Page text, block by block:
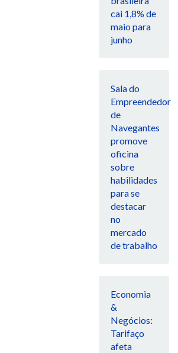
cai 1,8% de
maio para
junho
Sala do
Empreendedor
de
Navegantes
promove
oficina
sobre
habilidades
para se
destacar
no
mercado
de trabalho
Economia
&
Negócios:
Tarifaço
afeta